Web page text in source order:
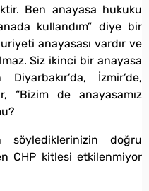
Ben anayasa hukuku
kullandım” diye bir
anayasası vardır ve
Siz ikinci bir anayasa
İzmir’de,
“Bizim de anayasamız
söylediklerinizin doğru
CHP kitlesi etkilenmiyor